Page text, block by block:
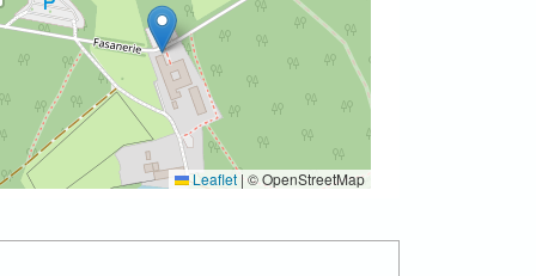
Leaflet | © OpenStreetMap